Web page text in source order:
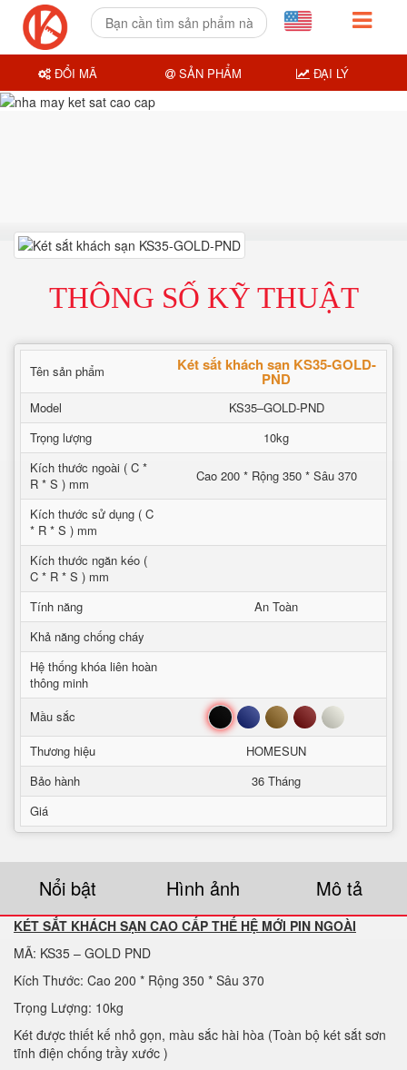
THÔNG SỐ KỸ THUẬT
Tên sản phẩm Két sắt khách sạn KS35-GOLD-
PND
Model
KS35–GOLD-PND
Trọng lượng
10kg
Kích thước ngoài ( C *
R * S ) mm
Cao 200 * Rộng 350 * Sâu 370
Kích thước sử dụng ( C
* R * S ) mm
Kích thước ngăn kéo (
C * R * S ) mm
Tính năng
An Toàn
Khả năng chống cháy
Hệ thống khóa liên hoàn
thông minh
Mầu sắc
Đen Xanh Nâu Đỏ Trắng
Thương hiệu
HOMESUN
Bảo hành
36 Tháng
Giá
Nổi bật Hình ảnh Mô tả
KÉT SẮT KHÁCH SẠN CAO CẤP THẾ HỆ MỚI PIN NGOÀI
MÃ: KS35 – GOLD PND
Kích Thước: Cao 200 * Rộng 350 * Sâu 370
Trọng Lượng: 10kg
Két được thiết kế nhỏ gọn, màu sắc hài hòa (Toàn bộ két sắt sơn
tĩnh điện chống trầy xước )
ĐỔI MÃ SẢN PHẨM ĐẠI LÝ